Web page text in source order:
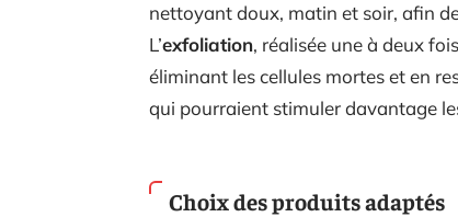
nettoyant doux, matin et soir, afin
L’exfoliation, réalisée une à deux
éliminant les cellules mortes et en
qui pourraient stimuler davantage
Choix des produits adaptés